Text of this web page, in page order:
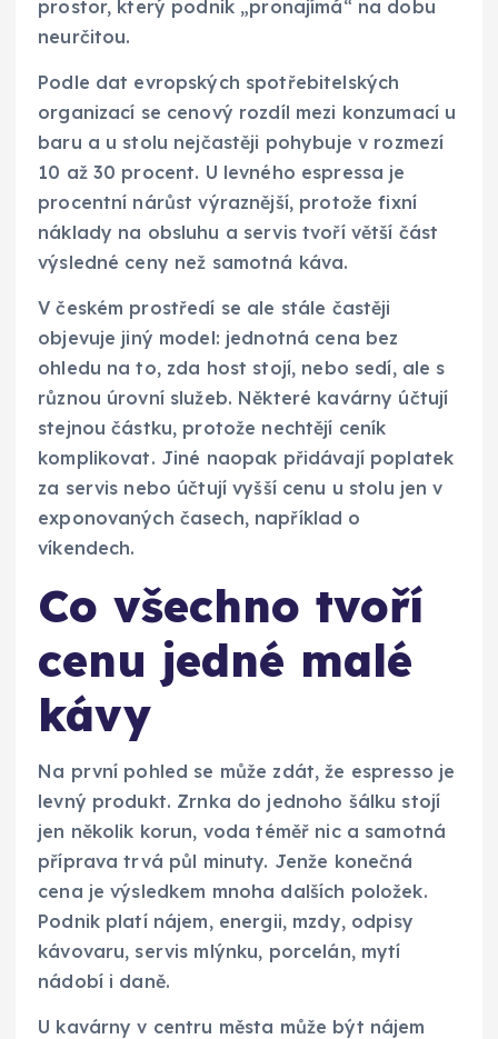
prostor, který podnik „pronajímá“ na dobu
neurčitou.
Podle dat evropských spotřebitelských
organizací se cenový rozdíl mezi konzumací u
baru a u stolu nejčastěji pohybuje v rozmezí
10 až 30 procent. U levného espressa je
procentní nárůst výraznější, protože fixní
náklady na obsluhu a servis tvoří větší část
výsledné ceny než samotná káva.
V českém prostředí se ale stále častěji
objevuje jiný model: jednotná cena bez
ohledu na to, zda host stojí, nebo sedí, ale s
různou úrovní služeb. Některé kavárny účtují
stejnou částku, protože nechtějí ceník
komplikovat. Jiné naopak přidávají poplatek
za servis nebo účtují vyšší cenu u stolu jen v
exponovaných časech, například o
víkendech.
Co všechno tvoří
cenu jedné malé
kávy
Na první pohled se může zdát, že espresso je
levný produkt. Zrnka do jednoho šálku stojí
jen několik korun, voda téměř nic a samotná
příprava trvá půl minuty. Jenže konečná
cena je výsledkem mnoha dalších položek.
Podnik platí nájem, energii, mzdy, odpisy
kávovaru, servis mlýnku, porcelán, mytí
nádobí i daně.
U kavárny v centru města může být nájem